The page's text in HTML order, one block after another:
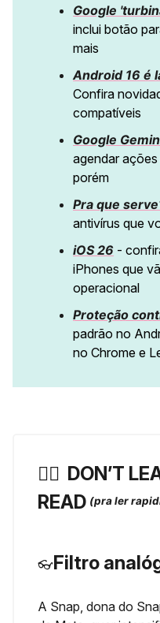
Google
inclui botão
mais
Android 16 é
Confira
compatíveis
Google
agendar
porém
Pra que
antivírus que
iOS 26 -
iPhones que
operacional
Proteção
padrão no
no Chrome e
🏃‍♀️ ️ DON’T
READ (pra ler
👓Filtro
A Snap, dona do